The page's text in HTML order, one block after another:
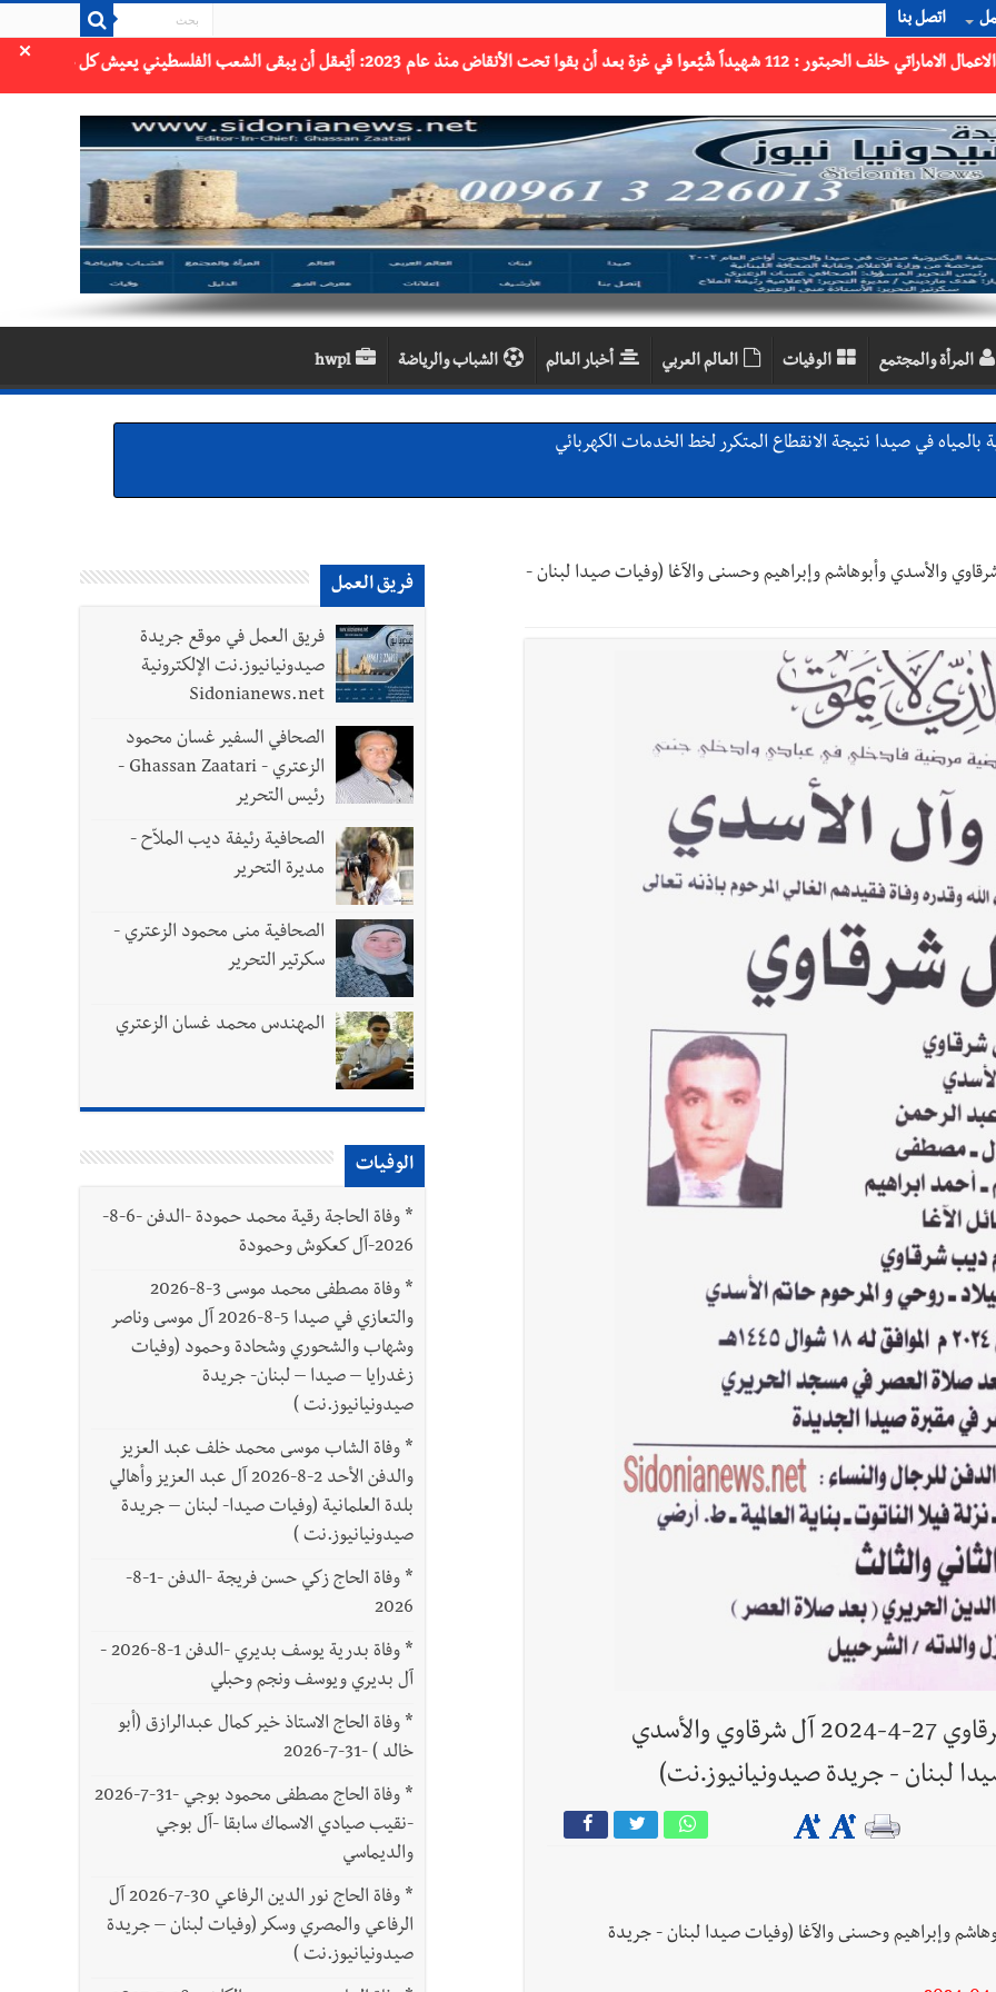
اتصل بنا
×
المرأة والمجتمع الوفيات العالم العربي أخبار العالم الشباب والرياضة hwpl
في صيدا نتيجة الانقطاع المتكرر لخط الخدمات الكهربائي
واقع مأزوم!
أدهم شلهوب وبرنامج حافل وسهرات ممتعة...شاركونا الفرحة
الموسمية
للمفاوضات ... أيّ نتائج حاسمة؟
رجل الاعمال الاماراتي خلف الحبتور : 112 شهيداً شُيّعوا في ‫غزة‬ بعد أن بقوا تحت الأنقاض منذ عام 2023: أيُعقل أن يبقى الشعب الفلسطيني يعيش كل هذا الألم؟ وإلى متى
قوية... وإعلام إيراني: الاتّفاق مع عُمان مؤجّل ما دامت التهديدات مستمرّة
نبيل شرقاوي 27-4-2024 آل شرقاوي والأسدي وأبوهاشم وإبراهيم وحسنى والآغا (وفيات صيدا لبنان -
جريدة صيدونيانيوز.نت / وفاة هلال نبيل شرقاوي 27-4-2024 آل شرقاوي والأسدي
لبنان - جريدة صيدونيانيوز.نت)
شرقاوي والأسدي وأبوهاشم وإبراهيم وحسنى والآغا (وفيات صيدا لبنان - جريدة
فريق العمل
فريق العمل في موقع جريدة
صيدونيانيوز.نت الإلكترونية
Sidonianews.net
الصحافي السفير غسان محمود
الزعتري - Ghassan Zaatari -
رئيس التحرير
الصحافية رئيفة ديب الملاّح -
مديرة التحرير
الصحافية منى محمود الزعتري -
سكرتير التحرير
المهندس محمد غسان الزعتري
الوفيات
*
وفاة الحاجة رقية محمد حمودة -الدفن -6-8-
2026-آل كعكوش وحمودة
*
وفاة مصطفى محمد موسى 3-8-2026
والتعازي في صيدا 5-8-2026 آل موسى وناصر
وشهاب والشحوري وشحادة وحمود (وفيات
زغدرايا – صيدا – لبنان- جريدة
صيدونيانيوز.نت )
* وفاة الشاب موسى محمد خلف عبد العزيز
والدفن الأحد 2-8-2026 آل عبد العزيز وأهالي
بلدة العلمانية (وفيات صيدا- لبنان – جريدة
صيدونيانيوز.نت )
*
وفاة الحاج زكي حسن فريجة -الدفن -1-8-
2026
*
وفاة بدرية يوسف بديري -الدفن 1-8-2026 -
آل بديري ويوسف ونجم وحبلي
* وفاة الحاج الاستاذ خير كمال عبدالرازق (أبو
خالد ) -31-7-2026
*
وفاة الحاج مصطفى محمود بوجي -31-7-2026
-نقيب صيادي الاسماك سابقا -آل بوجي
والديماسي
*
وفاة الحاج نور الدين الرفاعي 30-7-2026 آل
الرفاعي والمصري وسكر (وفيات لبنان – جريدة
صيدونيانيوز.نت )